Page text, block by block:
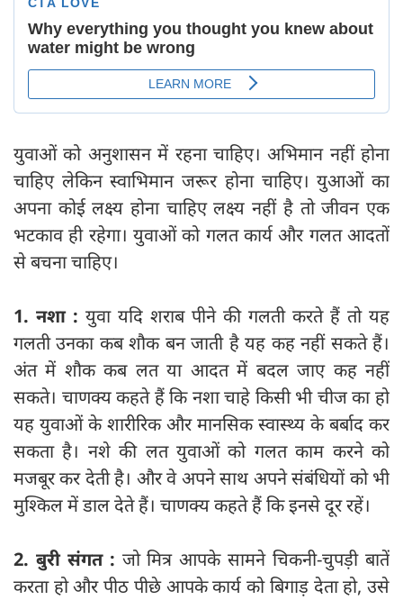
युवाओं को अनुशासन में रहना चाहिए। अभिमान नहीं होना
चाहिए लेकिन स्वाभिमान जरूर होना चाहिए। युआओं का
अपना कोई लक्ष्य होना चाहिए लक्ष्य नहीं है तो जीवन एक
भटकाव ही रहेगा। युवाओं को गलत कार्य और गलत आदतों
से बचना चाहिए।
1. नशा : युवा यदि शराब पीने की गलती करते हैं तो यह
गलती उनका कब शौक बन जाती है यह कह नहीं सकते हैं।
अंत में शौक कब लत या आदत में बदल जाए कह नहीं
सकते। चाणक्य कहते हैं कि नशा चाहे किसी भी चीज का हो
यह युवाओं के शारीरिक और मानसिक स्वास्थ्य के बर्बाद कर
सकता है। नशे की लत युवाओं को गलत काम करने को
मजबूर कर देती है। और वे अपने साथ अपने संबंधियों को भी
मुश्किल में डाल देते हैं। चाणक्य कहते हैं कि इनसे दूर रहें।
2. बुरी संगत : जो मित्र आपके सामने चिकनी-चुपड़ी बातें
करता हो और पीठ पीछे आपके कार्य को बिगाड़ देता हो, उसे